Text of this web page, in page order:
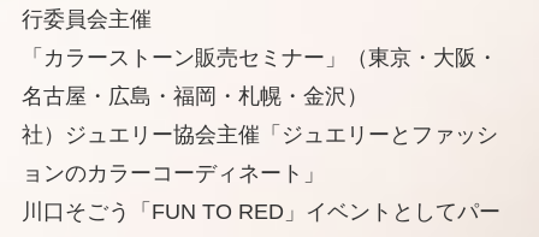
行委員会主催
「カラーストーン販売セミナー」（東京・大阪・
名古屋・広島・福岡・札幌・金沢）
社）ジュエリー協会主催「ジュエリーとファッシ
ョンのカラーコーディネート」
川口そごう「FUN TO RED」イベントとしてパー